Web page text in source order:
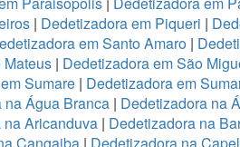
| Dedetizadora em Piqueri |
em Santo Amaro|
Mateus | Dedetizadora em São
Sumare | Dedetizadora em
na Água Branca| Dedetizadora na
Aricanduva | Dedetizadora na
Cangaiba| Dedetizadora na